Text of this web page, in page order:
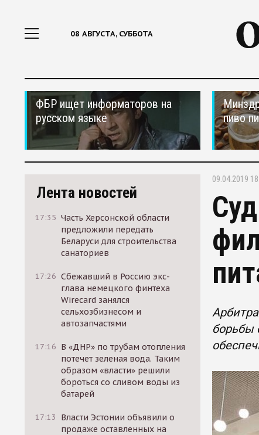
08 АВГУСТА, СУББОТА
ФБР ищет информаторов на
русском языке
пиво
Лента новостей
17:35 Часть Херсонской области
предложили передать
Беларуси для строительства
санаториев
17:26 Сбежавший в Россию экс-
глава немецкого финтеха
Wirecard занялся
сельхозбизнесом и
автозапчастями
17:16 В «ДНР» по трубам отопления
потечет зеленая вода. Таким
образом «власти» решили
бороться со сливом воды из
батарей
17:13
Власти Эстонии объявили о
продаже оставленных на
09.04.2019
борьбы